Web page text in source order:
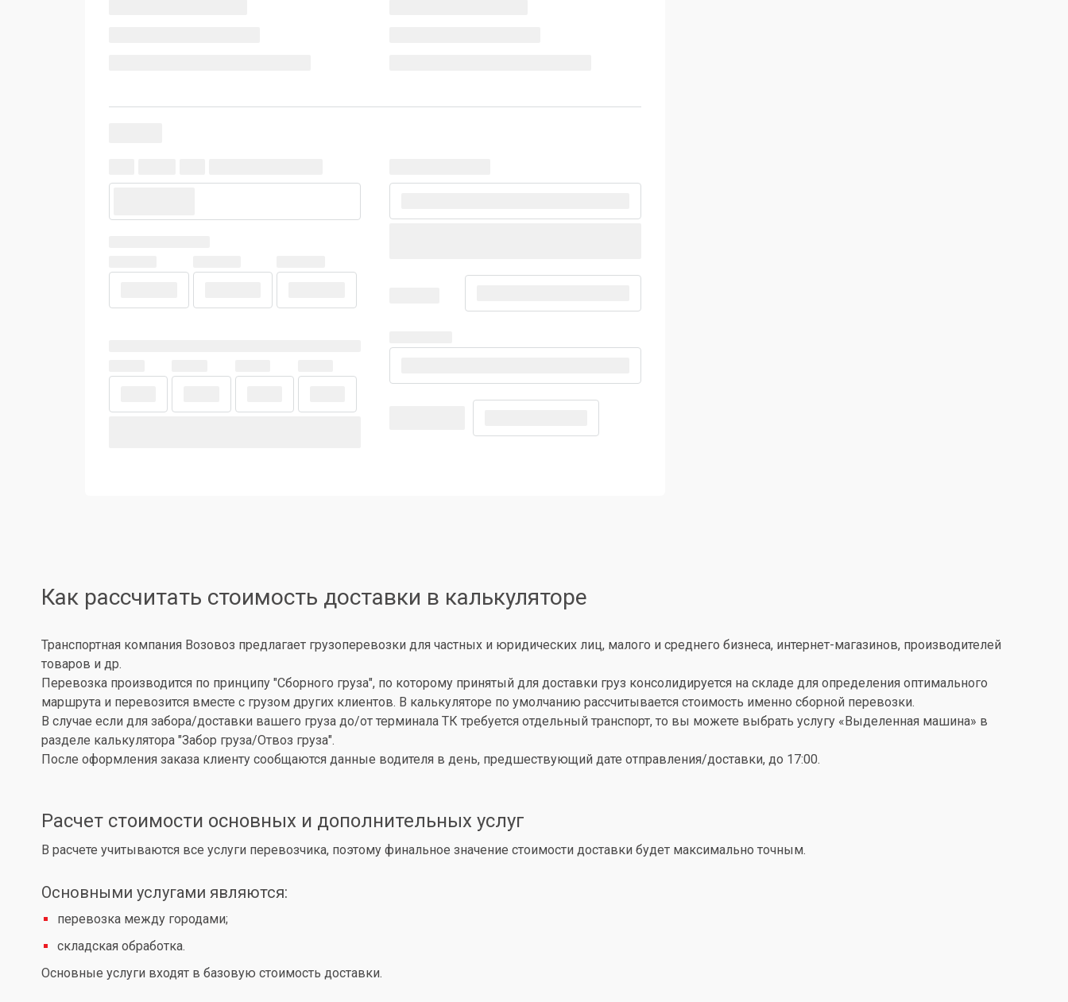
Как рассчитать стоимость доставки в калькуляторе
Транспортная компания Возовоз предлагает грузоперевозки для частных и юридических лиц, малого и среднего бизнеса, интернет-магазинов, производителей
товаров и др.
Перевозка производится по принципу "Сборного груза", по которому принятый для доставки груз консолидируется на складе для определения оптимального
маршрута и перевозится вместе с грузом других клиентов. В калькуляторе по умолчанию рассчитывается стоимость именно сборной перевозки.
В случае если для забора/доставки вашего груза до/от терминала ТК требуется отдельный транспорт, то вы можете выбрать услугу «Выделенная машина» в
разделе калькулятора "Забор груза/Отвоз груза".
После оформления заказа клиенту сообщаются данные водителя в день, предшествующий дате отправления/доставки, до 17:00.
Расчет стоимости основных и дополнительных услуг
В расчете учитываются все услуги перевозчика, поэтому финальное значение стоимости доставки будет максимально точным.
Основными услугами являются:
перевозка между городами;
складская обработка.
Основные услуги входят в базовую стоимость доставки.